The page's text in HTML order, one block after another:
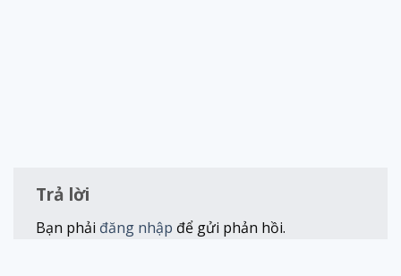
Trả lời
Bạn phải đăng nhập để gửi phản hồi.